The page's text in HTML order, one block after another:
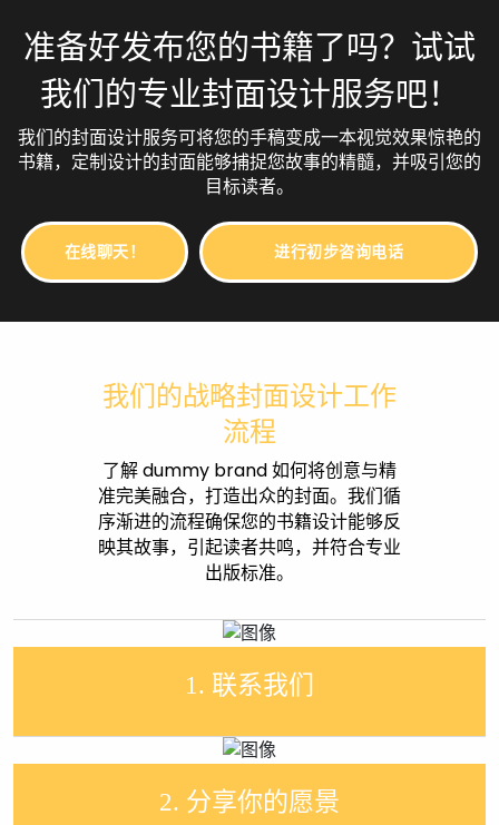
准备好发布您的书籍了吗？试试
我们的专业封面设计服务吧！
我们的封面设计服务可将您的手稿变成一本视觉效果惊艳的
书籍，定制设计的封面能够捕捉您故事的精髓，并吸引您的
目标读者。
在线聊天！ 进行初步咨询电话
我们的战略封面设计工作
流程
了解 dummy brand 如何将创意与精
准完美融合，打造出众的封面。我们循
序渐进的流程确保您的书籍设计能够反
映其故事，引起读者共鸣，并符合专业
出版标准。
联系我们的团队，开启您的封面设计之旅——我们将指
导您完成整个流程并解答您的疑问。
1. 联系我们
请告诉我们您的书的概况，包括类型、目标读者以及您
设想的封面风格。我们会认真聆听，确保准确捕捉您的
想法。
2. 分享你的愿景
起，创造出各种概念，并根据您的反馈进行改进。